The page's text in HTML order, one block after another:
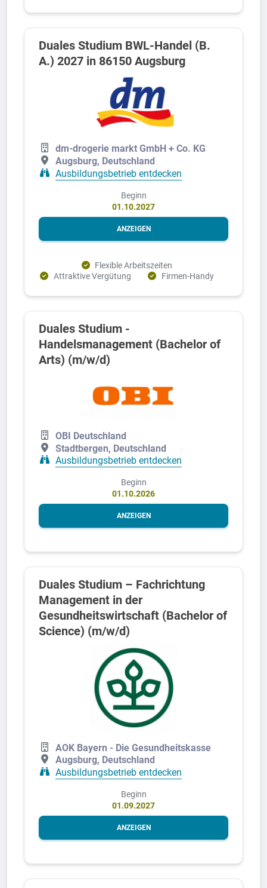
Duales Studium BWL-Handel (B.
A.) 2027 in 86150 Augsburg
dm-drogerie markt GmbH + Co. KG
Augsburg, Deutschland
Ausbildungsbetrieb entdecken
Beginn
01.10.2027
ANZEIGEN
Flexible Arbeitszeiten
Attraktive Vergütung
Firmen-Handy
Duales Studium -
Handelsmanagement (Bachelor of
Arts) (m/w/d)
OBI Deutschland
Stadtbergen, Deutschland
Ausbildungsbetrieb entdecken
Beginn
01.10.2026
ANZEIGEN
Duales Studium – Fachrichtung
Management in der
Gesundheitswirtschaft (Bachelor of
Science) (m/w/d)
AOK Bayern - Die Gesundheitskasse
Augsburg, Deutschland
Ausbildungsbetrieb entdecken
Beginn
01.09.2027
ANZEIGEN